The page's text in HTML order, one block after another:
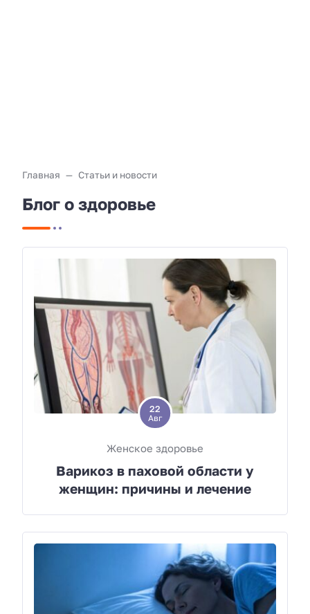
Главная Статьи и новости
Блог о здоровье
22
Авг
Женское здоровье
Варикоз в паховой области у
женщин: причины и лечение